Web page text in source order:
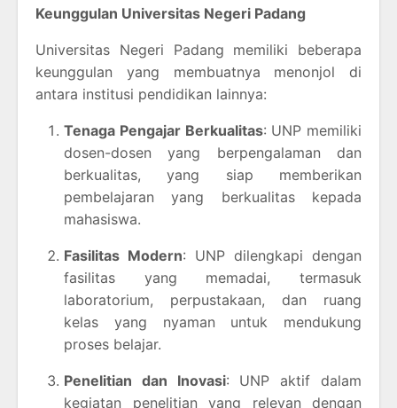
Keunggulan Universitas Negeri Padang
Universitas Negeri Padang memiliki beberapa
keunggulan yang membuatnya menonjol di
antara institusi pendidikan lainnya:
Tenaga Pengajar Berkualitas: UNP memiliki
dosen-dosen yang berpengalaman dan
berkualitas, yang siap memberikan
pembelajaran yang berkualitas kepada
mahasiswa.
Fasilitas Modern: UNP dilengkapi dengan
fasilitas yang memadai, termasuk
laboratorium, perpustakaan, dan ruang
kelas yang nyaman untuk mendukung
proses belajar.
Penelitian dan Inovasi: UNP aktif dalam
kegiatan penelitian yang relevan dengan